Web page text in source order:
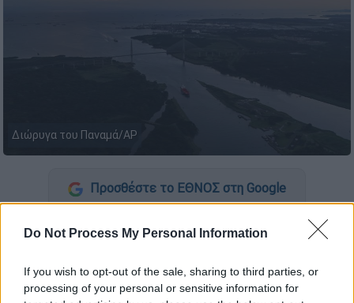
Do Not Process My Personal Information
If you wish to opt-out of the sale, sharing to third parties, or
processing of your personal or sensitive information for
Διώρυγα του Παναμά/ΑP
Προσθέστε το ΕΘΝΟΣ στη Google
«Η κυριαρχία της χώρας του επί της
διαπραγμάτευση» τόνισε μεταξύ άλλων ο
πρόεδρος του Παναμά,Χοσέ Ραούλ Μουλίνο